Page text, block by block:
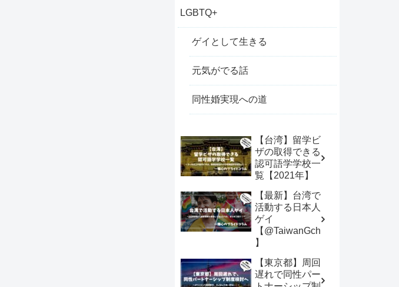
LGBTQ+
ゲイとして生きる
元気がでる話
同性婚実現への道
【台湾】留学ビ
ザの取得できる
認可語学学校一
覧【2021年】
【最新】台湾で
活動する日本人
ゲイ
【@TaiwanGch
】
【東京都】周回
遅れで同性パー